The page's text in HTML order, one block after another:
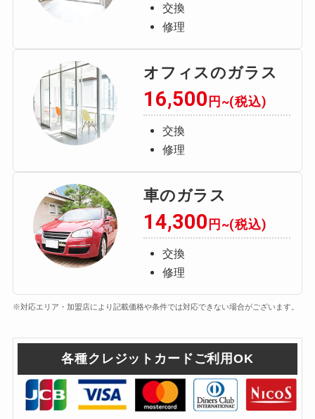
交換
修理
オフィスのガラス
16,500 円~(税込)
交換
修理
車のガラス
14,300 円~(税込)
交換
修理
※対応エリア・加盟店により記載価格や条件では対応できない場合がございます。
各種クレジットカードご利用OK